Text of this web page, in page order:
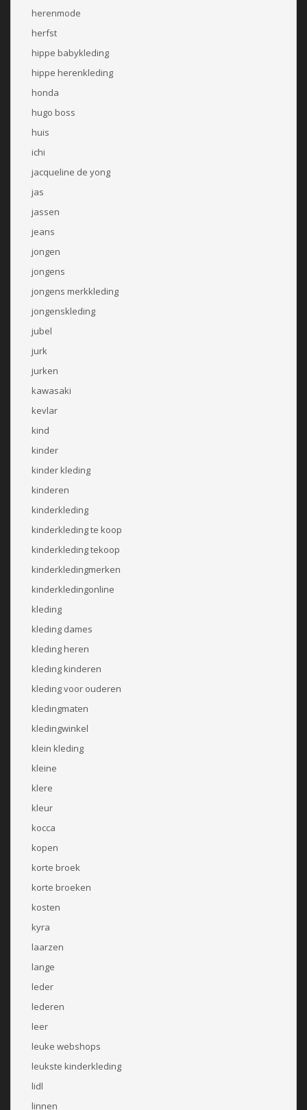
herenmode
herfst
hippe babykleding
hippe herenkleding
honda
hugo boss
huis
ichi
jacqueline de yong
jas
jassen
jeans
jongen
jongens
jongens merkkleding
jongenskleding
jubel
jurk
jurken
kawasaki
kevlar
kind
kinder
kinder kleding
kinderen
kinderkleding
kinderkleding te koop
kinderkleding tekoop
kinderkledingmerken
kinderkledingonline
kleding
kleding dames
kleding heren
kleding kinderen
kleding voor ouderen
kledingmaten
kledingwinkel
klein kleding
kleine
klere
kleur
kocca
kopen
korte broek
korte broeken
kosten
kyra
laarzen
lange
leder
lederen
leer
leuke webshops
leukste kinderkleding
lidl
linnen